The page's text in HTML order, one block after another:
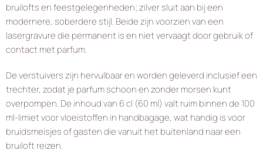
bruilofts en feestgelegenheden; zilver sluit aan bij een
modernere, soberdere stijl. Beide zijn voorzien van een
lasergravure die permanent is en niet vervaagt door gebruik of
contact met parfum.
De verstuivers zijn hervulbaar en worden geleverd inclusief een
trechter, zodat je parfum schoon en zonder morsen kunt
overpompen. De inhoud van 6 cl (60 ml) valt ruim binnen de 100
ml-limiet voor vloeistoffen in handbagage, wat handig is voor
bruidsmeisjes of gasten die vanuit het buitenland naar een
bruiloft reizen.